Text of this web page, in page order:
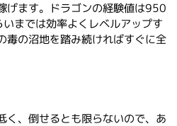
げます。ドラゴンの経験値は950
までは効率よくレベルアップす
毒の沼地を踏み続ければすぐに全
く、倒せるとも限らないので、あ